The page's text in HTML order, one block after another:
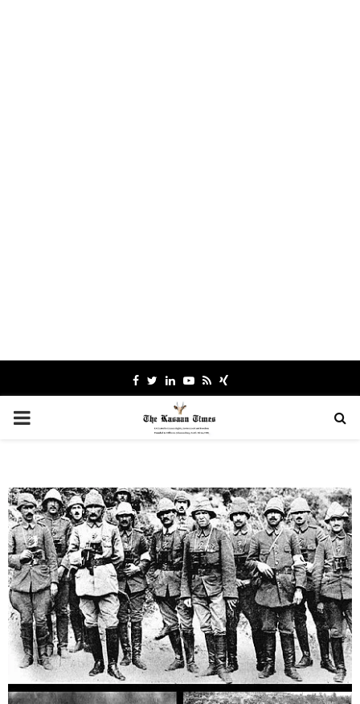
Facebook
TwitterLinkedinYoutube
RssXing
PRIMARY